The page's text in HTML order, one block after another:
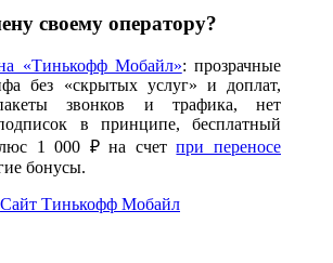
своему оператору?
«Тинькофф Мобайл»: прозрачные
без «скрытых услуг» и доплат,
звонков и трафика, нет
в принципе, бесплатный
1 000 ₽ на счетпри переносе
бонусы.
Сайт Тинькофф Мобайл